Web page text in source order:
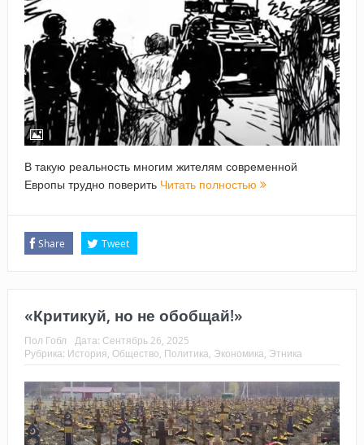
В такую реальность многим жителям современной
Европы трудно поверить Читать полностью
Share Tweet
«Критикуй, но не обобщай!»
Пол Гобл Дата: Сентябрь 26, 2025
Рубрика: История Общество Политика Экономика Этника